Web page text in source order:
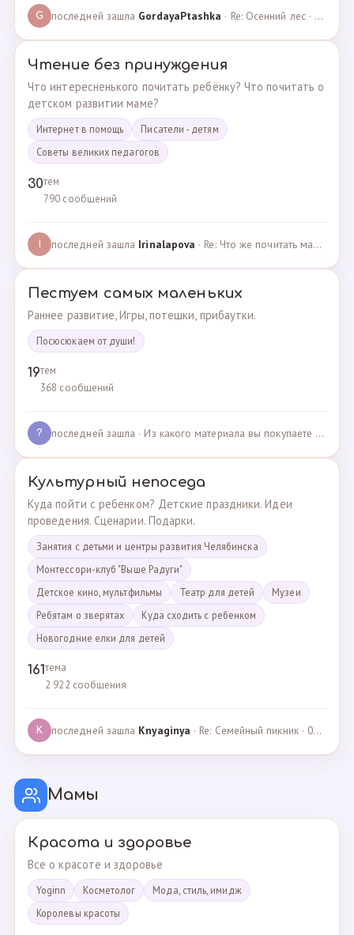
G последней зашла GordayaPtashka · Re: Осенний лес · 05.05.2022
Чтение без принуждения
Что интересненького почитать ребёнку? Что почитать о
детском развитии маме?
Интернет в помощь
Писатели - детям
Советы великих педагогов
30тем
790 сообщений
последней зашла Irinalapova · Re: Что же почитать маме о правильном воспитании ре? · 23.02.2025
Пестуем самых маленьких
Раннее развитие, Игры, потешки, прибаутки.
Посюсюкаем от души!
19тем
368 сообщений
? последней зашла · Из какого материала вы покупаете одежду для своих д… · 03.05.2025
Культурный непоседа
Куда пойти с ребенком? Детские праздники. Идеи
проведения. Сценарии. Подарки.
Занятия с детьми и центры развития Челябинска
Монтессори-клуб "Выше Радуги"
Детское кино, мультфильмы
Театр для детей
Музеи
Ребятам о зверятах
Куда сходить с ребенком
Новогодние елки для детей
161тема
2 922 сообщения
K последней зашла Knyaginya · Re: Семейный пикник · 07.05.2025
Мамы
Красота и здоровье
Все о красоте и здоровье
Yoginn Косметолог
Мода, стиль, имидж
Королевы красоты